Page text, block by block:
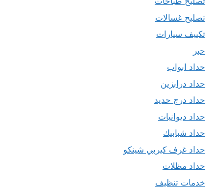
تصليح غسالات
تكييف سيارات
حبر
حداد ابواب
حداد درابزين
حداد درج حديد
حداد ديوانيات
حداد شبابيك
حداد غرف كيربي شينكو
حداد مظلات
خدمات تنظيف